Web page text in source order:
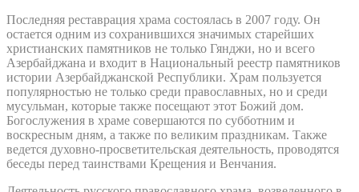
Последняя реставрация храма состоялась в 2007 году. Он
остается одним из сохранившихся значимых старейших
христианских памятников не только Гянджи, но и всего
Азербайджана и входит в Национальный реестр памятников
истории Азербайджанской Республики. Храм пользуется
популярностью не только среди православных, но и среди
мусульман, которые также посещают этот Божий дом.
Богослужения в храме совершаются по субботним и
воскресным дням, а также по великим праздникам. Также
ведется духовно-просветительская деятельность, проводятся
беседы перед таинствами Крещения и Венчания.